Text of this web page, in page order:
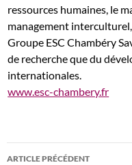
ressources humaines, le
management
Groupe ESC Chambéry
de recherche que du
internationales.
www.esc-chambery.fr
Navigation
ARTICLE PRÉCÉDENT